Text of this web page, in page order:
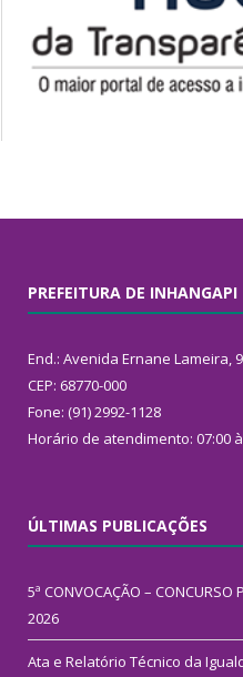
PREFEITURA DE INHANGAPI
End.: Avenida Ernane Lameira,
CEP: 68770-000
Fone: (91) 2992-1128
Horário de atendimento: 07:00
ÚLTIMAS PUBLICAÇÕES
5ª CONVOCAÇÃO – CONCURSO
2026
Ata e Relatório Técnico da